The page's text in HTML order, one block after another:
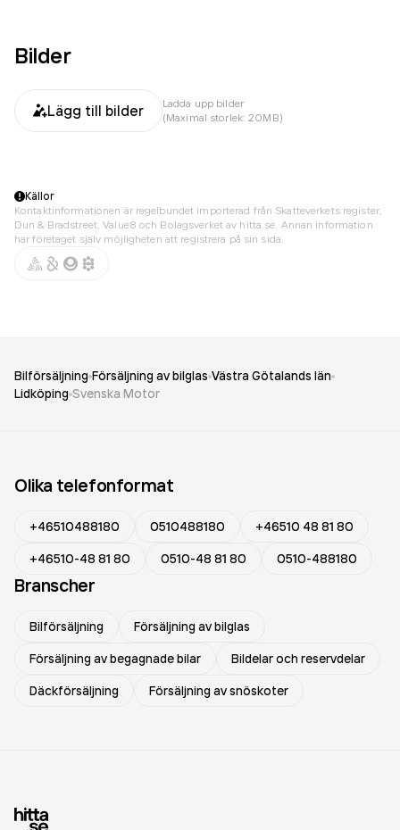
Bilder
Lägg till bilder
Ladda upp bilder
(Maximal storlek: 20MB)
Källor
Kontaktinformationen är regelbundet importerad från Skatteverkets register,
Dun & Bradstreet, Value8 och Bolagsverket av hitta.se. Annan information
har företaget själv möjligheten att registrera på sin sida.
Bilförsäljning Försäljning av bilglas Västra Götalands län
Lidköping Svenska Motor
Olika telefonformat
+46510488180 0510488180
+46510 48 81 80
+46510-48 81 80
0510-48 81 80 0510-488180
Branscher
Bilförsäljning
Försäljning av bilglas
Försäljning av begagnade bilar
Bildelar och reservdelar
Däckförsäljning
Försäljning av snöskoter